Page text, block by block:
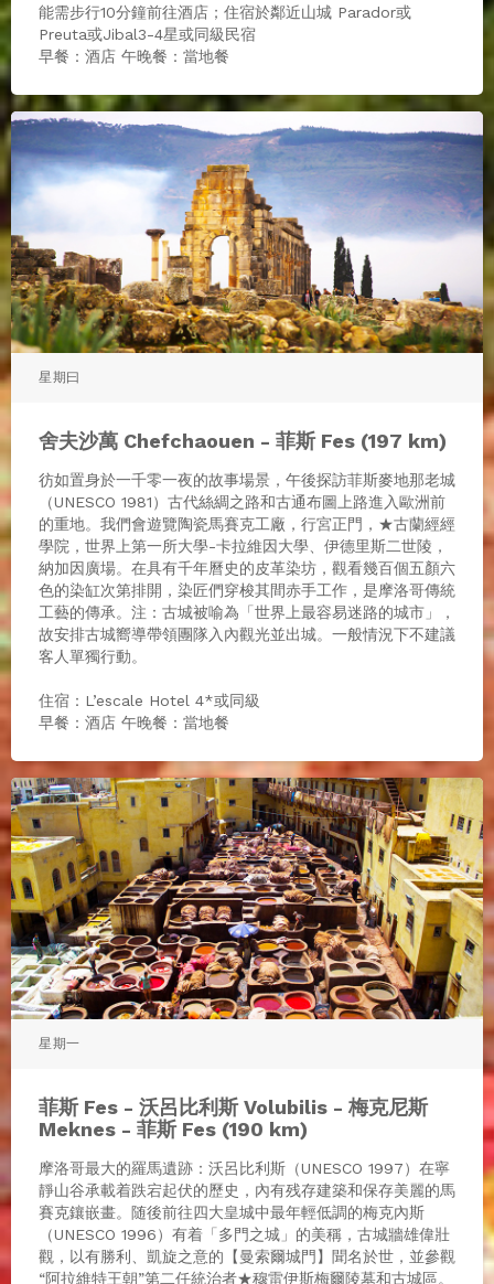
能需步行10分鐘前往酒店；住宿於鄰近山城 Parador或
Preuta或Jibal3-4星或同級民宿
早餐：酒店 午晚餐：當地餐
星期曰
舍夫沙萬 Chefchaouen - 菲斯 Fes (197 km)
彷如置⾝於⼀千零⼀夜的故事場景，午後探訪菲斯麥地那老城
（UNESCO 1981）古代絲綢之路和古通布圖上路進入歐洲前
的重地。我們會遊覽陶瓷馬賽克工廠，行宮正門，★古蘭經經
學院，世界上第一所大學-卡拉維因大學、伊德里斯二世陵，
納加因廣場。在具有千年曆史的皮革染坊，觀看幾百個五顏六
色的染缸次第排開，染匠們穿梭其間赤手工作，是摩洛哥傳統
⼯藝的傳承。注：古城被喻為「世界上最容易迷路的城市」，
故安排古城嚮導帶領團隊入內觀光並出城。一般情況下不建議
客人單獨行動。
住宿：L’escale Hotel 4*或同級
早餐：酒店 午晚餐：當地餐
星期一
菲斯 Fes - 沃呂⽐利斯 Volubilis - 梅克尼斯
Meknes - 菲斯 Fes (190 km)
摩洛哥最大的羅⾺遺跡：沃呂⽐利斯（UNESCO 1997）在寧
靜山谷承載着跌宕起伏的歷史，內有残存建築和保存美麗的⾺
賽克鑲嵌畫。随後前往四大皇城中最年輕低調的梅克內斯
（UNESCO 1996）有着「多⾨之城」的美稱，古城牆雄偉壯
觀，以有勝利、凱旋之意的【曼索爾城門】聞名於世，並參觀
“阿拉維特王朝”第⼆任統治者★穆雷伊斯梅爾陵墓和古城區。